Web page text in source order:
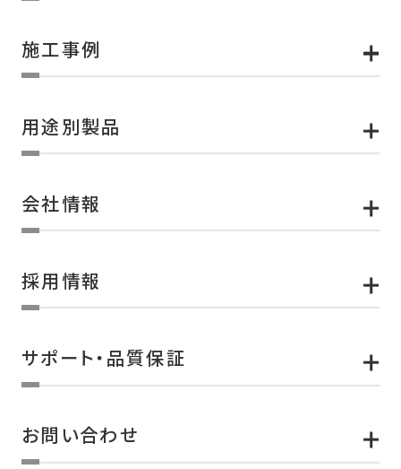
施工事例
用途別製品
会社情報
採用情報
サポート・品質保証
お問い合わせ